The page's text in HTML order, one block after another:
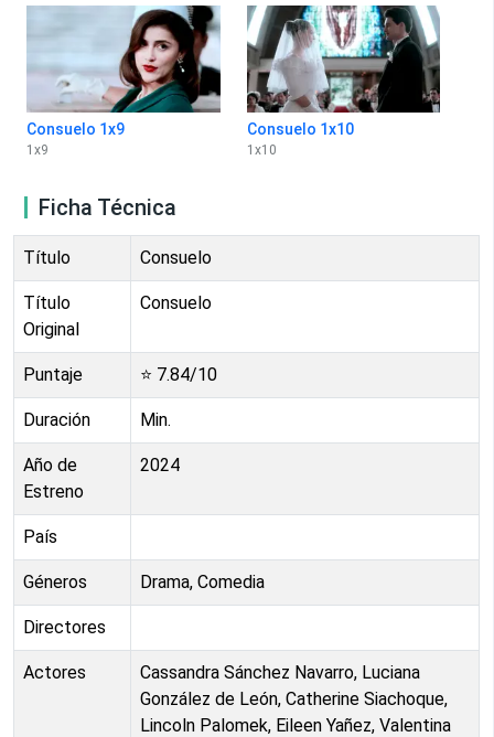
Consuelo 1x9
1 x9
Consuelo 1x10
1 x10
Ficha Técnica
Título Consuelo
Título
Original
Consuelo
Puntaje ⭐ 7.84/10
Duración Min.
Año de
Estreno
2024
País
Géneros Drama, Comedia
Directores
Actores
Cassandra Sánchez Navarro, Luciana
González de León, Catherine Siachoque,
Lincoln Palomek, Eileen Yañez, Valentina